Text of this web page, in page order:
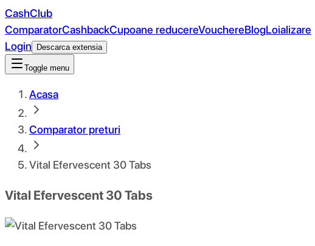
CashClub
ComparatorCashbackCupoane reducereVouchereBlogLoializare
Login
Descarca extensia
Toggle menu
Acasa
Comparator preturi
Vital Efervescent 30 Tabs
Vital Efervescent 30 Tabs